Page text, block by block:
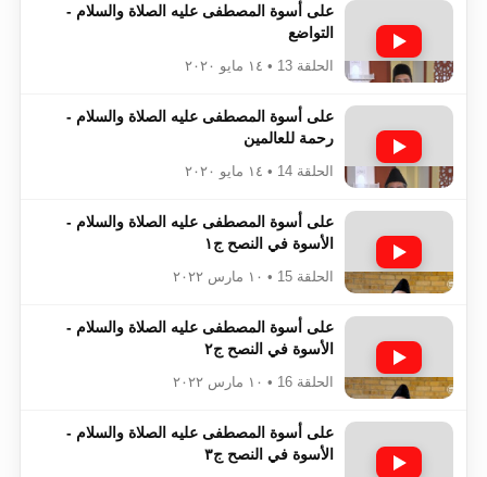
على أسوة المصطفى عليه الصلاة والسلام -
التواضع
الحلقة 13 • ١٤ مايو ٢٠٢٠
على أسوة المصطفى عليه الصلاة والسلام -
رحمة للعالمين
الحلقة 14 • ١٤ مايو ٢٠٢٠
على أسوة المصطفى عليه الصلاة والسلام -
الأسوة في النصح ج١
الحلقة 15 • ١٠ مارس ٢٠٢٢
على أسوة المصطفى عليه الصلاة والسلام -
الأسوة في النصح ج٢
الحلقة 16 • ١٠ مارس ٢٠٢٢
على أسوة المصطفى عليه الصلاة والسلام -
الأسوة في النصح ج٣